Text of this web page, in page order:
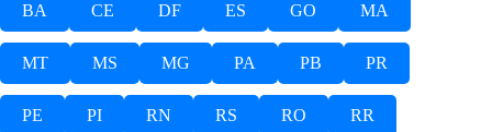
BA CE DF ES GO MA
MT MS MG PA PB PR
PE PI RN RS RO RR